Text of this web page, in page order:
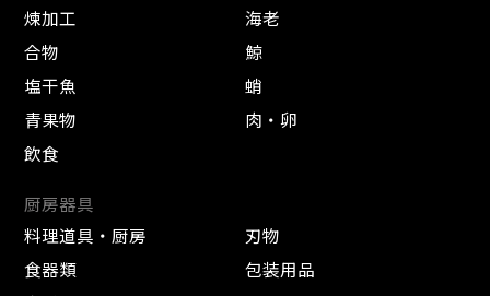
煉加工
海老
合物
鯨
塩干魚
蛸
青果物
肉・卵
飲食
厨房器具
料理道具・厨房
刃物
食器類
包装用品